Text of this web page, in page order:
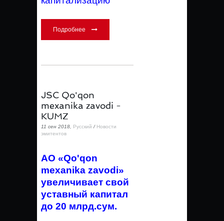
Подробнее
JSC Qo'qon
mexanika zavodi -
KUMZ
11 сен 2018, Русский / Новости
эмитентов
АО «Qo'qon
mexanika zavodi»
увеличивает свой
уставный капитал
до 20 млрд.сум.